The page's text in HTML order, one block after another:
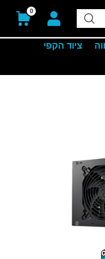
0
ציוד הקפי